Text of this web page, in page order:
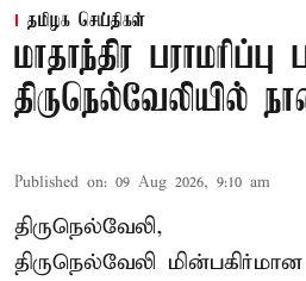
தமிழக செய்திகள்
மாதாந்திர
திருநெல்வேலியில்
Published on: 09 Aug 2026, 9:10 am
திருநெல்வேலி,
திருநெல்வேலி